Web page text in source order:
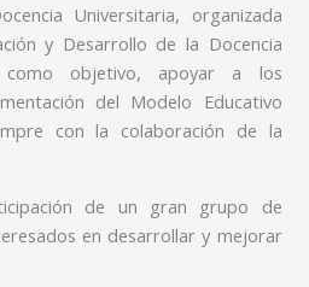
Universitaria, organizada
y Desarrollo de la Docencia
objetivo, apoyar a los
del Modelo Educativo
con la colaboración de la
de un gran grupo de
en desarrollar y mejorar